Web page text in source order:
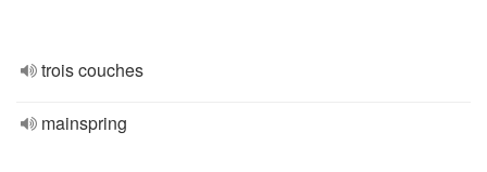
trois couches
mainspring